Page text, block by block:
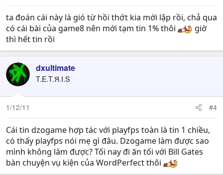
ta đoán cái này là gió từ hồi thớt kia mới lập rồi, chả qua
có cái bài của game8 nên mới tạm tin 1% thôi
giờ
thì hết tin rồi
dxultimate
T.E.T.Я.I.S
1/12/11 #4
Cái tin dzogame hợp tác với playfps toàn là tin 1 chiều,
có thấy playfps nói mẹ gì đâu. Dzogame làm được sao
mình không làm được? Tối nay đi ăn tối với Bill Gates
bàn chuyện vụ kiện của WordPerfect thôi